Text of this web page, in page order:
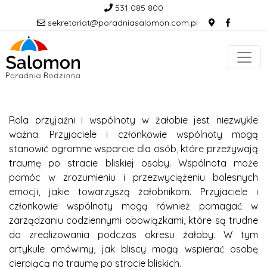
531 085 800
sekretariat@poradniasalomon.com.pl
Rola przyjaźni i wspólnoty w żałobie jest niezwykle
ważna. Przyjaciele i członkowie wspólnoty mogą
stanowić ogromne wsparcie dla osób, które przeżywają
traumę po stracie bliskiej osoby. Wspólnota może
pomóc w zrozumieniu i przezwyciężeniu bolesnych
emocji, jakie towarzyszą żałobnikom. Przyjaciele i
członkowie wspólnoty mogą również pomagać w
zarządzaniu codziennymi obowiązkami, które są trudne
do zrealizowania podczas okresu żałoby. W tym
artykule omówimy, jak bliscy mogą wspierać osobę
cierpiącą na traumę po stracie bliskich.